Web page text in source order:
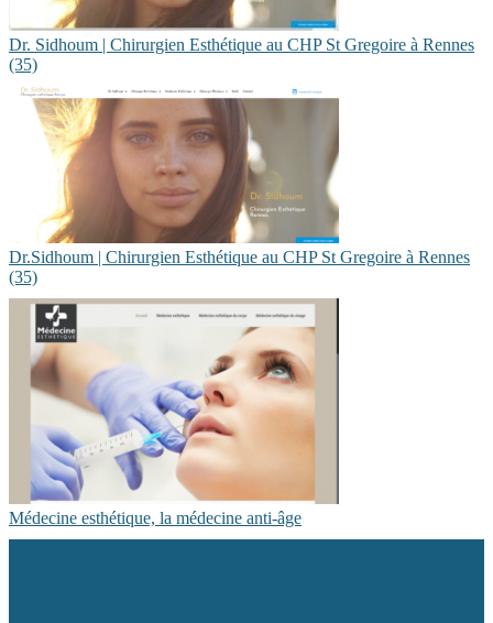
Dr. Sidhoum | Chirurgien Esthétique au CHP St Gregoire à Rennes
(35)
Dr.Sidhoum | Chirurgien Esthétique au CHP St Gregoire à Rennes
(35)
Médecine esthétique, la médecine anti-âge